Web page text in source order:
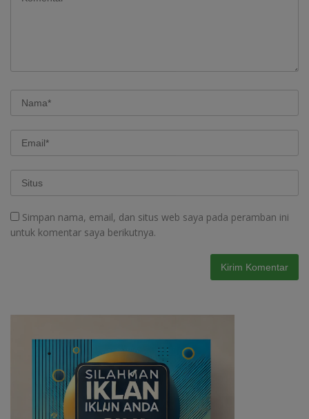
Simpan nama, email, dan situs web saya pada peramban ini
untuk komentar saya berikutnya.